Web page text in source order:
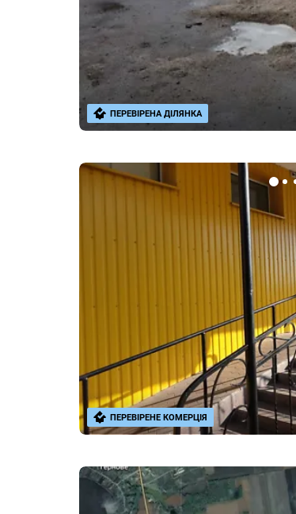
ПЕРЕВІРЕНА ДІЛЯНКА
ПЕРЕВІРЕНЕ КОМЕРЦІЯ